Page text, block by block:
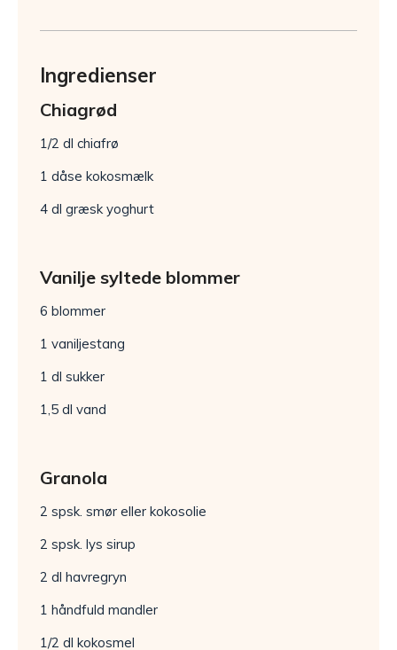
Ingredienser
Chiagrød
1/2 dl chiafrø
1 dåse kokosmælk
4 dl græsk yoghurt
Vanilje syltede blommer
6 blommer
1 vaniljestang
1 dl sukker
1,5 dl vand
Granola
2 spsk. smør eller kokosolie
2 spsk. lys sirup
2 dl havregryn
1 håndfuld mandler
1/2 dl kokosmel